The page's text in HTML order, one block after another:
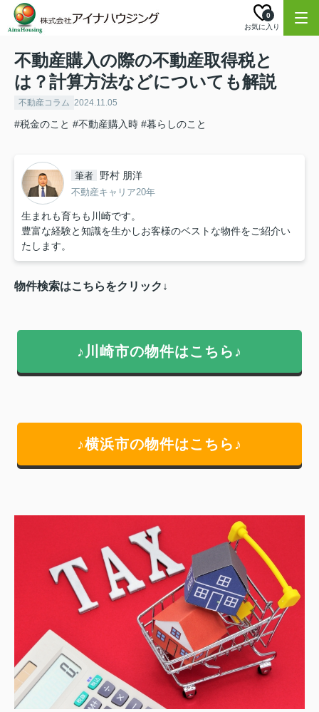
お気に入り
0
不動産購入の際の不動産取得税と
は？計算方法などについても解説
不動産コラム 2024.11.05
#税金のこと #不動産購入時 #暮らしのこと
筆者 野村 朋洋
不動産キャリア20年
生まれも育ちも川崎です。
豊富な経験と知識を生かしお客様のベストな物件をご紹介い
たします。
物件検索はこちらをクリック↓
♪川崎市の物件はこちら♪
♪横浜市の物件はこちら♪